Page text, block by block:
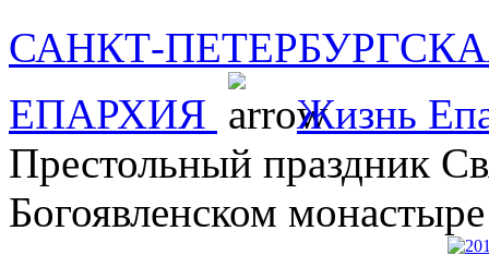
САНКТ-
ЕПАРХИЯ
Жизнь
Престольный праздник
Богоявленском монастыре